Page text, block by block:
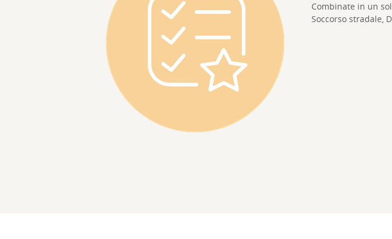
Combinate in un
Soccorso stradale,